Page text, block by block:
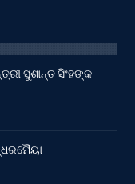
ସୁଶାନ୍ତ ସିଂହଙ୍କ